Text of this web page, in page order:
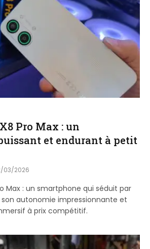
Pro Max : un
et endurant à petit
03/2026
Max : un smartphone qui séduit par
autonomie impressionnante et
à prix compétitif.